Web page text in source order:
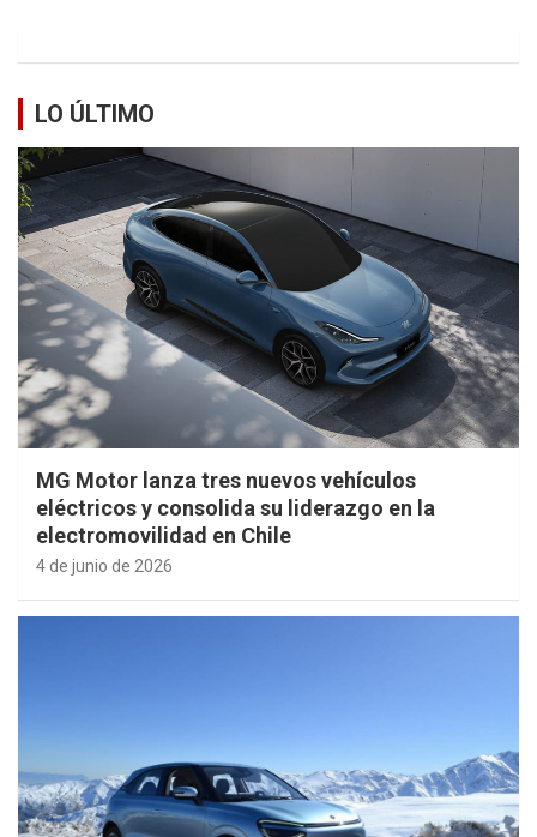
LO ÚLTIMO
MG Motor lanza tres nuevos vehículos
eléctricos y consolida su liderazgo en la
electromovilidad en Chile
4 de junio de 2026